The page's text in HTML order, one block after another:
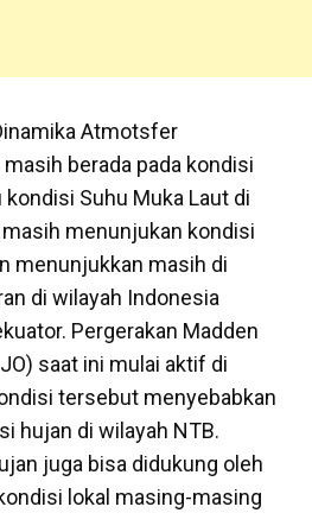
Atmotsfer
masih berada pada kondisi
Suhu Muka Laut di
menunjukan kondisi
menunjukkan masih di
di wilayah Indonesia
Pergerakan Madden
saat ini mulai aktif di
tersebut menyebabkan
hujan di wilayah NTB.
juga bisa didukung oleh
lokal masing-masing